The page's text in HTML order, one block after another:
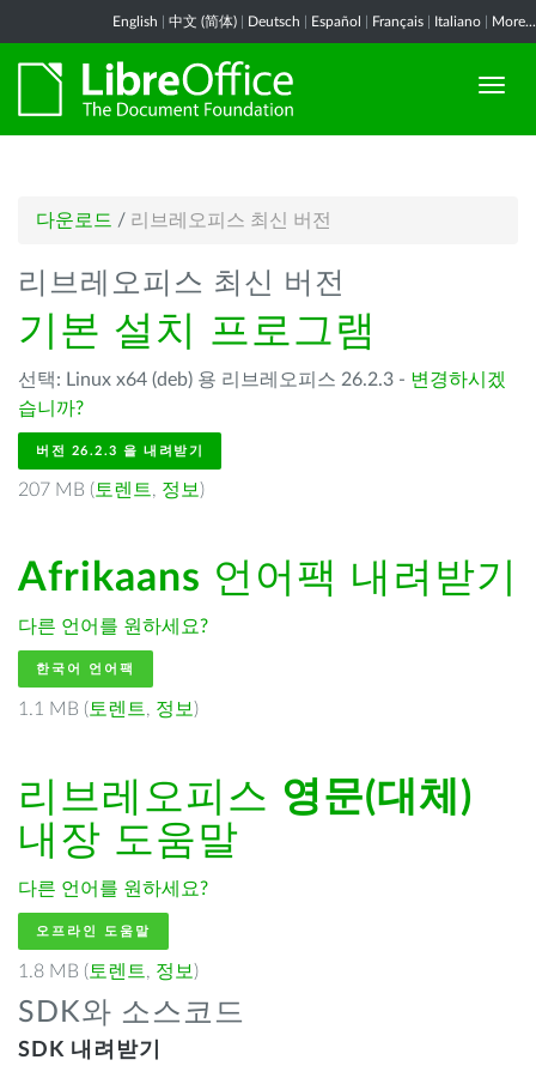
English 中文 (简体) Deutsch Español Français Italiano More...
다운로드 / 리브레오피스 최신 버전
리브레오피스 최신 버전
기본 설치 프로그램
선택: Linux x64 (deb) 용 리브레오피스 26.2.3 - 변경하시겠
습니까?
버전 26.2.3 을 내려받기
207 MB ( 토렌트, 정보 )
Afrikaans 언어팩 내려받기
다른 언어를 원하세요?
한국어 언어팩
1.1 MB ( 토렌트, 정보 )
리브레오피스 영문(대체)
내장 도움말
다른 언어를 원하세요?
오프라인 도움말
1.8 MB ( 토렌트, 정보 )
SDK와 소스코드
SDK 내려받기